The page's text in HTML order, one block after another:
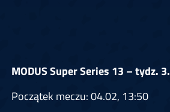
MODUS Super Series 13 – tydz. 3.
Początek meczu: 04.02, 13:50